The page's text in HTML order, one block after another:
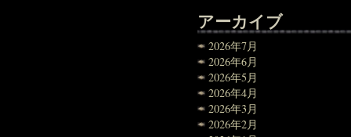
アーカイブ
2026年7月
2026年6月
2026年5月
2026年4月
2026年3月
2026年2月